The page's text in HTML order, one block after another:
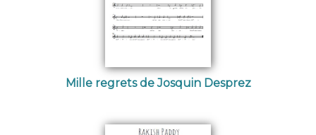
Mille regrets de Josquin Desprez